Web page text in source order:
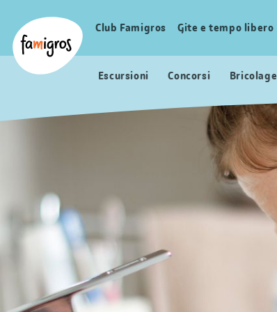
segnalibri
Logo
Navigazione
Club Famigros Gite e tempo libero
Escursioni Concorsi Bricolage